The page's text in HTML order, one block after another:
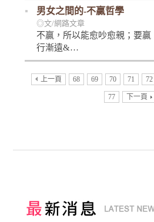
男女之間的-不贏哲學
◎文/網路文章
不贏，所以能愈吵愈親；要贏
行漸遠&…
上一頁 68 69 70 71 72
77 下一頁